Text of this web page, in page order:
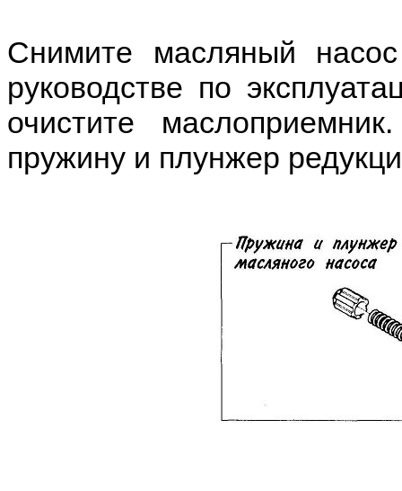
Снимите масляный
руководстве по
очистите
пружину и плунжер